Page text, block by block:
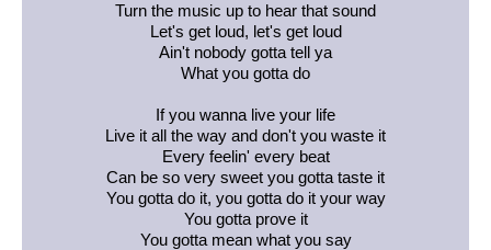
Turn the music up to hear that sound
Let's get loud, let's get loud
Ain't nobody gotta tell ya
What you gotta do
If you wanna live your life
Live it all the way and don't you waste it
Every feelin' every beat
Can be so very sweet you gotta taste it
You gotta do it, you gotta do it your way
You gotta prove it
You gotta mean what you say